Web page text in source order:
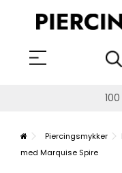
100
Piercingsmykker
med Marquise Spire